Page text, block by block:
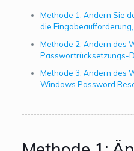
Methode 1: Ändern Sie
die
Methode 2. Ändern des
Passwortrücksetzungs-
Methode 3. Ändern des
Windows Password